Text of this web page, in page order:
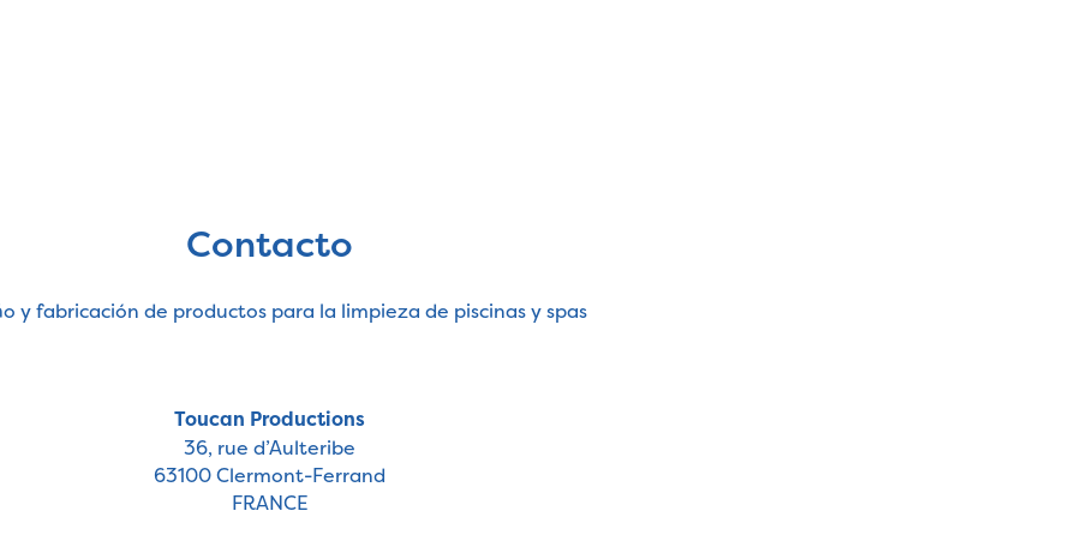
Contacto
y fabricación de productos para la limpieza de piscinas y spas
Toucan Productions
36, rue d’Aulteribe
63100 Clermont-Ferrand
FRANCE